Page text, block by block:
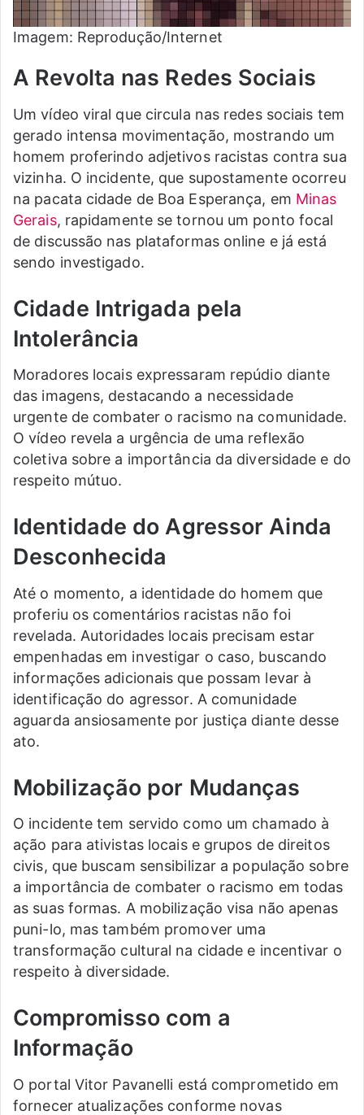
Imagem: Reprodução/Internet
A Revolta nas Redes Sociais
Um vídeo viral que circula nas redes sociais tem
gerado intensa movimentação, mostrando um
homem proferindo adjetivos racistas contra sua
vizinha. O incidente, que supostamente ocorreu
na pacata cidade de Boa Esperança, em Minas
Gerais, rapidamente se tornou um ponto focal
de discussão nas plataformas online e já está
sendo investigado.
Cidade Intrigada pela
Intolerância
Moradores locais expressaram repúdio diante
das imagens, destacando a necessidade
urgente de combater o racismo na comunidade.
O vídeo revela a urgência de uma reflexão
coletiva sobre a importância da diversidade e do
respeito mútuo.
Identidade do Agressor Ainda
Desconhecida
Até o momento, a identidade do homem que
proferiu os comentários racistas não foi
revelada. Autoridades locais precisam estar
empenhadas em investigar o caso, buscando
informações adicionais que possam levar à
identificação do agressor. A comunidade
aguarda ansiosamente por justiça diante desse
ato.
Mobilização por Mudanças
O incidente tem servido como um chamado à
ação para ativistas locais e grupos de direitos
civis, que buscam sensibilizar a população sobre
a importância de combater o racismo em todas
as suas formas. A mobilização visa não apenas
puni-lo, mas também promover uma
transformação cultural na cidade e incentivar o
respeito à diversidade.
Compromisso com a
Informação
O portal Vitor Pavanelli está comprometido em
fornecer atualizações conforme novas